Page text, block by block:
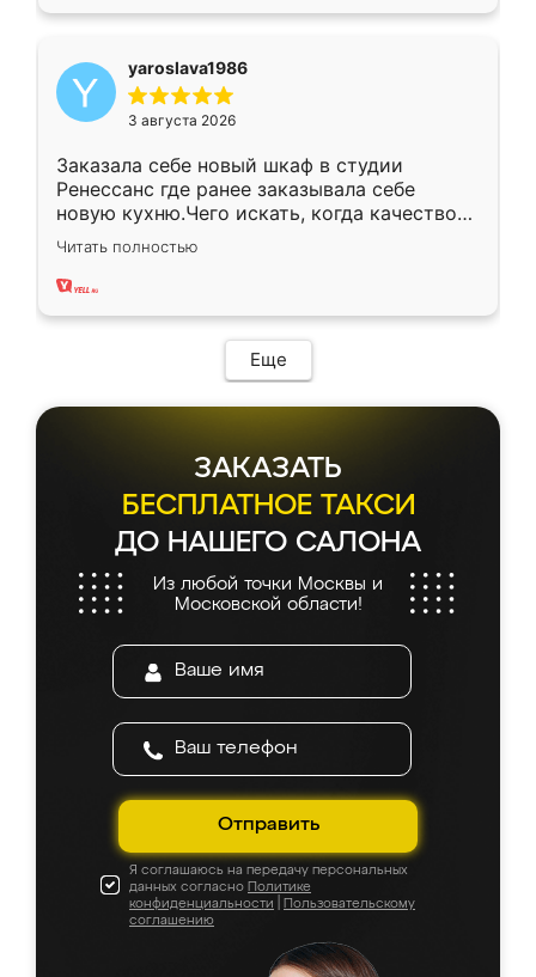
yaroslava1986
3 августа 2026
Заказала себе новый шкаф в студии
Ренессанс где ранее заказывала себе
новую кухню.Чего искать, когда качеством
вполне довольна. Служит кухня уже почти
два года, нареканий нет.
Читать полностью
Еще
ЗАКАЗАТЬ
БЕСПЛАТНОЕ ТАКСИ
ДО НАШЕГО САЛОНА
Из любой точки Москвы и
Московской области!
Отправить
Я соглашаюсь на передачу персональных
данных согласно Политике
конфиденциальности
Пользовательскому
соглашению